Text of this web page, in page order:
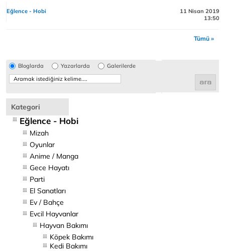
Eğlence - Hobi
11 Nisan 2019
13:50
Tümü »
Bloglarda Yazarlarda Galerilerde
Kategori
Eğlence - Hobi
Mizah
Oyunlar
Anime / Manga
Gece Hayatı
Parti
El Sanatları
Ev / Bahçe
Evcil Hayvanlar
Hayvan Bakımı
Köpek Bakımı
Kedi Bakımı